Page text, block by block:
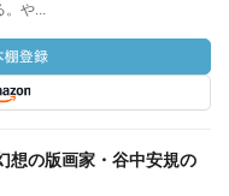
。や...
想の版画家・谷中安規の